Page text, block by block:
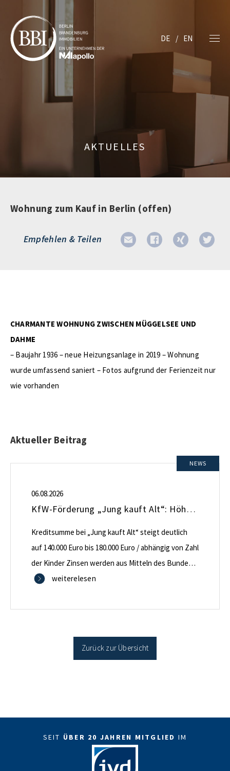
DE EN
AKTUELLES
Wohnung zum Kauf in Berlin (offen)
Empfehlen & Teilen
CHARMANTE WOHNUNG ZWISCHEN MÜGGELSEE UND
DAHME
– Baujahr 1936 – neue Heizungsanlage in 2019 – Wohnung
wurde umfassend saniert – Fotos aufgrund der Ferienzeit nur
wie vorhanden
Aktueller Beitrag
NEWS
06.08.2026
KfW-Förderung „Jung kauft Alt“: Höhere Kredite ab August 2026
Kreditsumme bei „Jung kauft Alt“ steigt deutlich
auf 140.000 Euro bis 180.000 Euro / abhängig von Zahl
der Kinder Zinsen werden aus Mitteln des Bundes
verbilligt: Heutiger Zins bei 0,53 Prozent effektiv bei
Antragstellende verpflichten sich zu energetischer
Sanierung in Einzelmaßnahmen […]
weiterelesen
Zurück zur Übersicht
SEIT ÜBER 20 JAHREN MITGLIED IM